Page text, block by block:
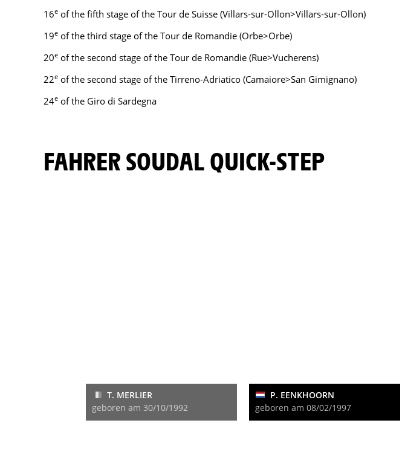
16e of the fifth stage of the Tour de Suisse (Villars-sur-Ollon>Villars-sur-Ollon)
19e of the third stage of the Tour de Romandie (Orbe>Orbe)
20e of the second stage of the Tour de Romandie (Rue>Vucherens)
22e of the second stage of the Tirreno-Adriatico (Camaiore>San Gimignano)
24e of the Giro di Sardegna
FAHRER SOUDAL QUICK-STEP
T. MERLIER
geboren am 30/10/1992
P. EENKHOORN
geboren am 08/02/1997